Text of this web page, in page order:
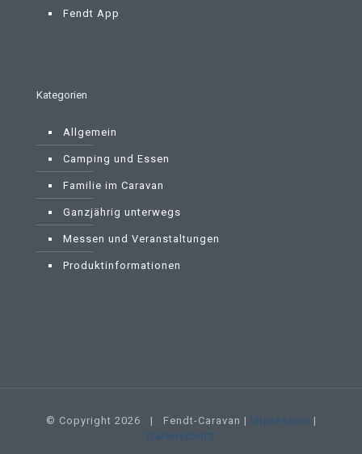
Fendt App
Kategorien
Allgemein
Camping und Essen
Familie im Caravan
Ganzjährig unterwegs
Messen und Veranstaltungen
Produktinformationen
© Copyright 2026 | Fendt-Caravan | Impressum |
Datenschutz